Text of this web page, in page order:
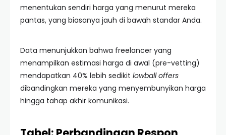
menentukan sendiri harga yang menurut mereka
pantas, yang biasanya jauh di bawah standar Anda.
Data menunjukkan bahwa freelancer yang
menampilkan estimasi harga di awal (pre-vetting)
mendapatkan 40% lebih sedikit lowball offers
dibandingkan mereka yang menyembunyikan harga
hingga tahap akhir komunikasi.